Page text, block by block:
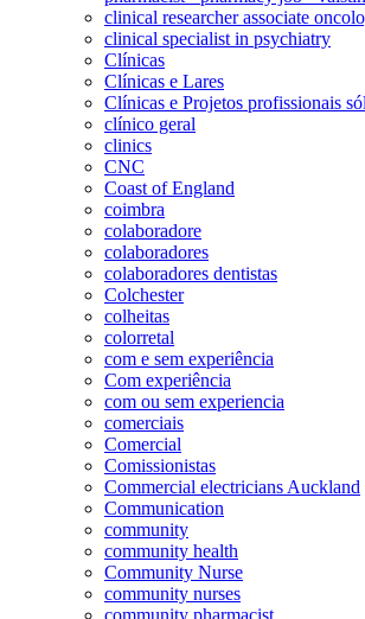
clinical researcher associate
clinical specialist in psychiatry
Clínicas
Clínicas e Lares
Clínicas e Projetos profissionais
clínico geral
clinics
CNC
Coast of England
coimbra
colaboradore
colaboradores
colaboradores dentistas
Colchester
colheitas
colorretal
com e sem experiência
Com experiência
com ou sem experiencia
comerciais
Comercial
Comissionistas
Commercial electricians Auckland
Communication
community
community health
Community Nurse
community nurses
community pharmacist